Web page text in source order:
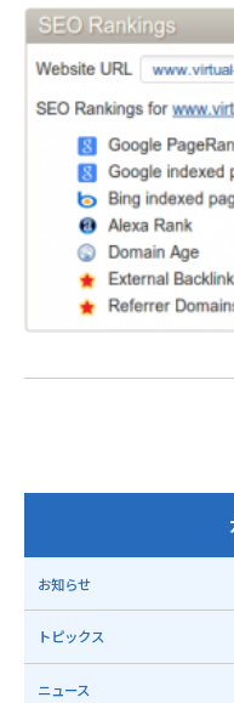
お知らせ
トピックス
ニュース